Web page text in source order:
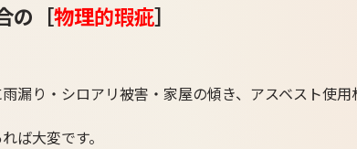
の［物理的瑕疵］
漏り・シロアリ被害・家屋の傾き、アスベスト使
ば大変です。